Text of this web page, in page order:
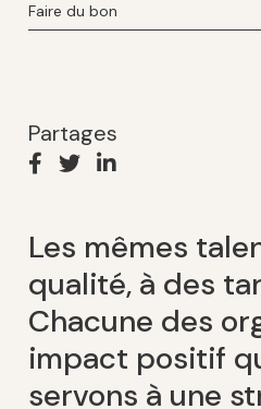
Faire du bon
Partages
Les mêmes
qualité, à des
Chacune des
impact positif
servons à une